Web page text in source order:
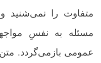
متفاوت را نمی‌شنید
مسئله به نفسِ
عمومی بازمی‌گردد.